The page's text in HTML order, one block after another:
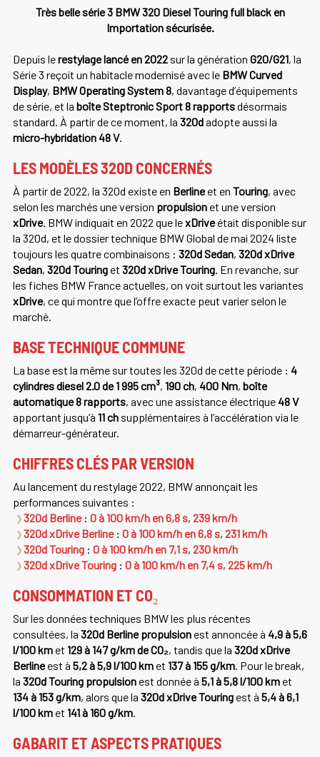
Très belle série 3 BMW 320 Diesel Touring full black en
Importation sécurisée.
Depuis lerestylage lancé en 2022sur la génération G20/G21, la
Série 3 reçoit un habitacle modernisé avec le BMW Curved
Display, BMW Operating System 8, davantage d’équipements
de série, et la boîte Steptronic Sport 8 rapportsdésormais
standard. À partir de ce moment, la 320dadopte aussi la
micro-hybridation 48 V.
LES MODÈLES 320D CONCERNÉS
À partir de 2022, la 320d existe en Berlineet en Touring, avec
selon les marchés une version propulsionet une version
xDrive. BMW indiquait en 2022 que lexDriveétait disponible sur
la 320d, et le dossier technique BMW Global de mai 2024 liste
toujours les quatre combinaisons : 320d Sedan, 320d xDrive
Sedan, 320d Touringet 320d xDrive Touring. En revanche, sur
les fiches BMW France actuelles, on voit surtout les variantes
xDrive, ce qui montre que l’offre exacte peut varier selon le
marché.
BASE TECHNIQUE COMMUNE
La base est la même sur toutes les 320d de cette période : 4
cylindres diesel 2.0 de 1 995 cm³, 190 ch, 400 Nm, boîte
automatique 8 rapports, avec une assistance électrique48 V
apportant jusqu’à 11 chsupplémentaires à l’accélération via le
démarreur-générateur.
CHIFFRES CLÉS PAR VERSION
Au lancement du restylage 2022, BMW annonçait les
performances suivantes :
320d Berline: 0 à 100 km/h en 6,8 s, 239 km/h
320d xDrive Berline: 0 à 100 km/h en 6,8 s, 231 km/h
320d Touring: 0 à 100 km/h en 7,1 s, 230 km/h
320d xDrive Touring: 0 à 100 km/h en 7,4 s, 225 km/h
CONSOMMATION ET CO₂
Sur les données techniques BMW les plus récentes
consultées, la 320d Berline propulsionest annoncée à 4,9 à 5,6
l/100 kmet 129 à 147 g/km de CO₂, tandis que la 320d xDrive
Berlineest à 5,2 à 5,9 l/100 kmet 137 à 155 g/km. Pour le break,
la 320d Touring propulsionest donnée à 5,1 à 5,8 l/100 kmet
134 à 153 g/km, alors que la 320d xDrive Touringest à 5,4 à 6,1
l/100 kmet 141 à 160 g/km.
GABARIT ET ASPECTS PRATIQUES